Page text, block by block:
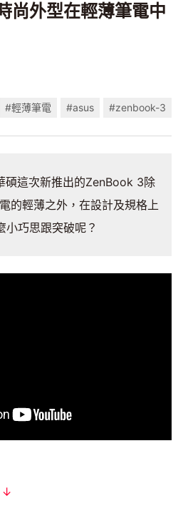
尚外型在輕薄筆電中
#輕薄筆電 #asus #zenbook-3
碩這次新推出的ZenBook 3除
的輕薄之外，在設計及規格上
小巧思跟突破呢？